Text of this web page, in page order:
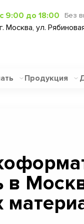
с 9:00 до 18:00 Без
г. Москва, ул.
Продукция
в